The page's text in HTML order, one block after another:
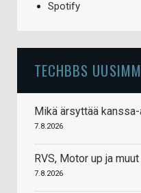
Spotify
TECHBBS
Mikä ärsyttää
7.8.2026
RVS, Motor up ja
7.8.2026